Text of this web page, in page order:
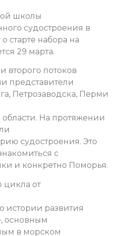
школы
судостроения в
старте набора на
29 марта.
второго потоков
представители
Петрозаводска, Перми
На протяжении
судостроения. Это
с
и конкретно Поморья.
цикла от
истории развития
основным
в морском